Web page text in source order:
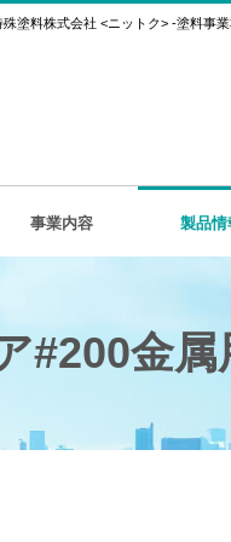
塗料株式会社 <ニットク> -塗料事
事業内容 製品情
#200金